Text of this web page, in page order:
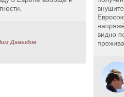
Давыдов
видно